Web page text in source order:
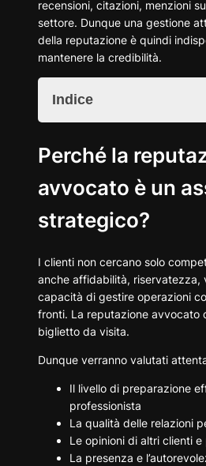
recensioni, citazioni, menzioni
settore. Dunque una gestione
della reputazione è quindi
mantenere la credibilità.
Indice
strategico?
Linee guida CNF per la
Cosa dicono le
Rischi da evitare
Come rispondere alle
Rispondere sempre
Evitare riferimenti a
Non cadere nella
Come migliorare la
grazie ai feedback
Creare contenuti
Come monitorare la
l’AI?
Strumenti per il
Vantaggi del
La reputazione avvocato
Perché la
avvocato è un
strategico?
I clienti non cercano solo
anche affidabilità, riservatezza,
capacità di gestire operazioni
fronti. La reputazione avvocato
biglietto da visita.
Dunque verranno valutati
Il livello di preparazione
professionista
La qualità delle relazioni
Le opinioni di altri clienti
La presenza e